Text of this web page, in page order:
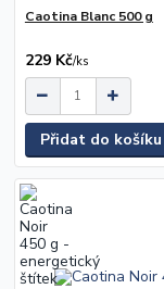
Caotina Blanc 500 g
229 Kč/ks
Přidat do košíku